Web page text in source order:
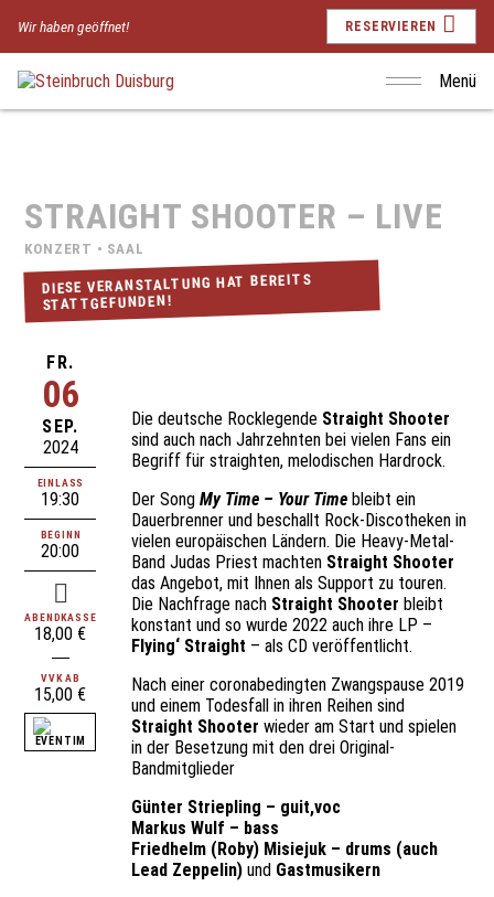
Menü
Wir haben geöffnet! RESERVIEREN
STRAIGHT SHOOTER – LIVE
KONZERT • SAAL
DIESE VERANSTALTUNG HAT BEREITS
STATTGEFUNDEN!
FR.
06
SEP.
2024
EINLASS
19:30
BEGINN
20:00
ABENDKASSE
18,00 €
VVK AB
15,00 €
Die deutsche Rocklegende Straight Shooter
sind auch nach Jahrzehnten bei vielen Fans ein
Begriff für straighten, melodischen Hardrock.
Der SongMy Time – Your Time bleibt ein
Dauerbrenner und beschallt Rock-Discotheken in
vielen europäischen Ländern. Die Heavy-Metal-
Band Judas Priest machten Straight Shooter
das Angebot, mit Ihnen als Support zu touren.
Die Nachfrage nach Straight Shooter bleibt
konstant und so wurde 2022 auch ihre LP –
Flying‘ Straight – als CD veröffentlicht.
Nach einer coronabedingten Zwangspause 2019
und einem Todesfall in ihren Reihen sind
Straight Shooter wieder am Start und spielen
in der Besetzung mit den drei Original-
Bandmitglieder
Günter Striepling – guit,voc
Markus Wulf – bass
Friedhelm (Roby) Misiejuk – drums (auch
Lead Zeppelin)und Gastmusikern